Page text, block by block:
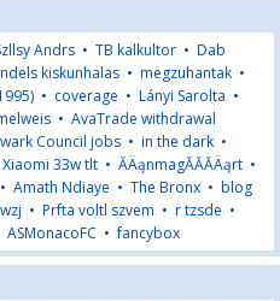
Andrs • TB kalkultor • Dab
kiskunhalas • megzuhantak •
• coverage • Lányi Sarolta •
• AvaTrade withdrawal
Council jobs • in the dark •
Xiaomi 33w tlt • ĂÄąnmagĂĂĂÄąrt •
• Amath Ndiaye • The Bronx • blog
• Prfta voltl szvem • r tzsde •
ASMonacoFC •fancybox